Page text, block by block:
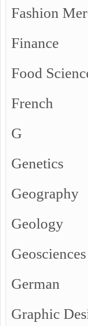
Fashion
Finance
Food
French
G
Genetics
Geography
Geology
Geosciences
German
Graphic